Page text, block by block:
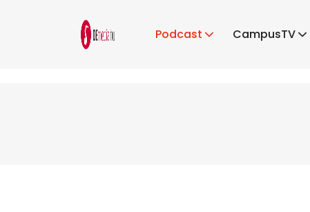
Podcast CampusTV